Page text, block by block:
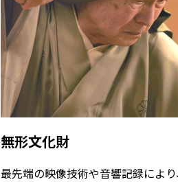
無形文化財
最先端の映像技術や音響記録によ